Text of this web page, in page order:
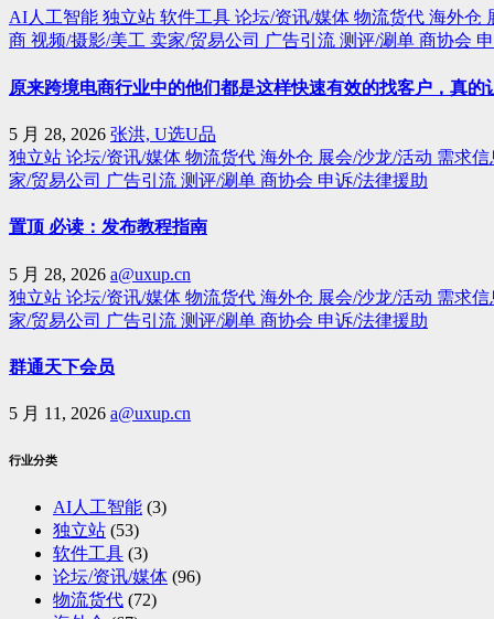
AI人工智能 独立站 软件工具 论坛/资讯/媒体 物流货代 海外仓
商 视频/摄影/美工 卖家/贸易公司 广告引流 测评/涮单 商协会
原来跨境电商行业中的他们都是这样快速有效的找客户，真的
5 月 28, 2026 张洪, U选U品
独立站 论坛/资讯/媒体 物流货代 海外仓 展会/沙龙/活动 需求信
家/贸易公司 广告引流 测评/涮单 商协会 申诉/法律援助
置顶 必读：发布教程指南
5 月 28, 2026 a@uxup.cn
独立站 论坛/资讯/媒体 物流货代 海外仓 展会/沙龙/活动 需求信
家/贸易公司 广告引流 测评/涮单 商协会 申诉/法律援助
群通天下会员
5 月 11, 2026 a@uxup.cn
行业分类
AI人工智能 (3)
独立站 (53)
软件工具 (3)
论坛/资讯/媒体 (96)
物流货代 (72)